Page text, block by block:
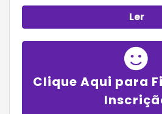
Ler
Clique Aqui para